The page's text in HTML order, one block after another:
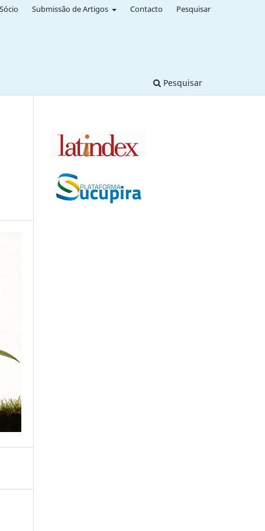
Pesquisar
Submissão de Artigos Contacto Pesquisar